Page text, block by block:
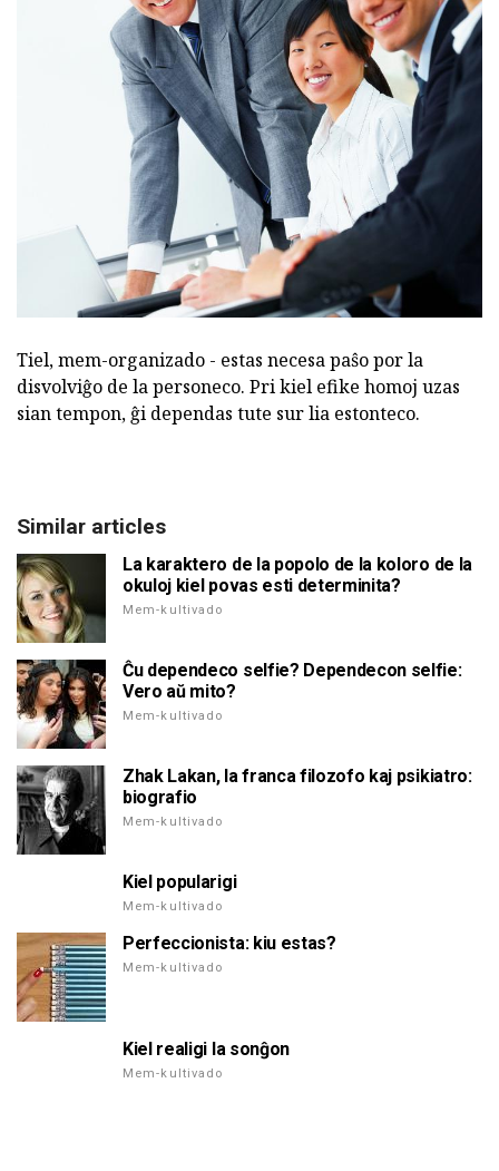
Tiel, mem-organizado - estas necesa paŝo por la
disvolviĝo de la personeco. Pri kiel efike homoj uzas
sian tempon, ĝi dependas tute sur lia estonteco.
Similar articles
La karaktero de la popolo de la koloro de la
okuloj kiel povas esti determinita?
Mem-kultivado
Ĉu dependeco selfie? Dependecon selfie:
Vero aŭ mito?
Mem-kultivado
Zhak Lakan, la franca filozofo kaj psikiatro:
biografio
Mem-kultivado
Kiel popularigi
Mem-kultivado
Perfeccionista: kiu estas?
Mem-kultivado
Kiel realigi la sonĝon
Mem-kultivado